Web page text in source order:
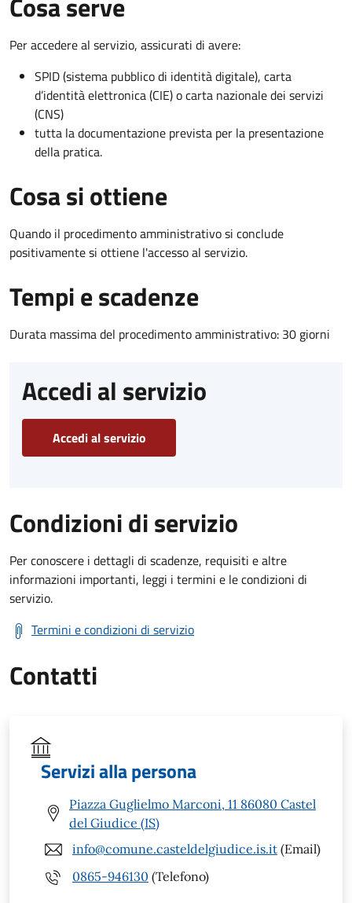
Per accedere al servizio, assicurati di avere:
SPID (sistema pubblico di identità digitale), carta
d’identità elettronica (CIE) o carta nazionale dei servizi
(CNS)
tutta la documentazione prevista per la presentazione
della pratica.
Cosa si ottiene
Quando il procedimento amministrativo si conclude
positivamente si ottiene l'accesso al servizio.
Tempi e scadenze
Durata massima del procedimento amministrativo: 30 giorni
Accedi al servizio
Accedi al servizio
Condizioni di servizio
Per conoscere i dettagli di scadenze, requisiti e altre
informazioni importanti, leggi i termini e le condizioni di
servizio.
Termini e condizioni di servizio
Contatti
Servizi alla persona
Piazza Guglielmo Marconi, 11 86080 Castel
del Giudice (IS)
info@comune.casteldelgiudice.is.it (Email)
0865-946130 (Telefono)